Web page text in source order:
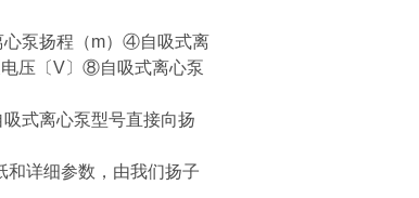
心泵扬程（m）④自吸式离
压〔V〕⑧自吸式离心泵
式离心泵型号直接向扬
和详细参数，由我们扬子